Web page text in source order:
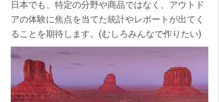
日本でも、特定の分野や商品ではなく、アウトド
アの体験に焦点を当てた統計やレポートが出てく
ることを期待します。(むしろみんなで作りたい)